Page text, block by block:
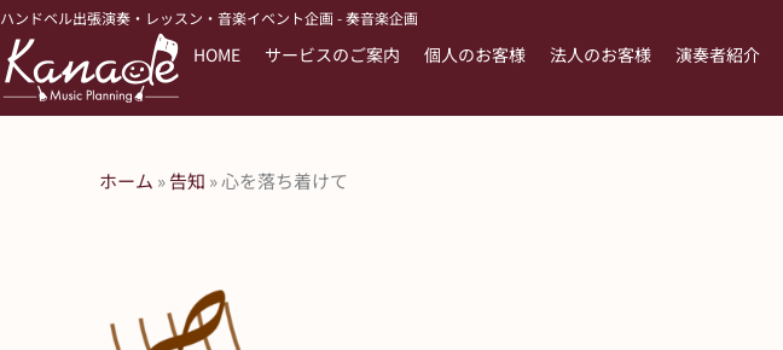
内
容
を
ス
ハンドベル出張演奏・レッスン・音楽イベント企画 - 奏音楽企画
HOME サービスのご案内 個人のお客様 法人のお客様 演奏者紹介
ホーム »告知 »心を落ち着けて